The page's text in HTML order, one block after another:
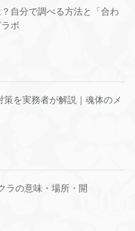
自分で調べる方法と「合わ
ボ
を実務者が解説｜魂体のメ
ラの意味・場所・開